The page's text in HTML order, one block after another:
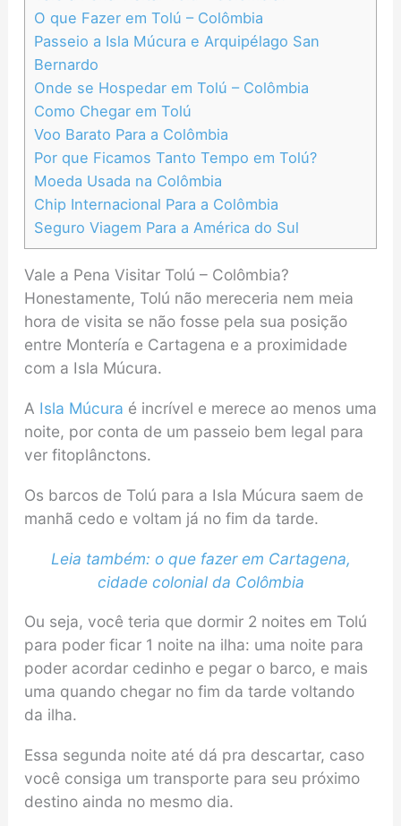
O que Fazer em Tolú – Colômbia
Passeio a Isla Múcura e Arquipélago San
Bernardo
Onde se Hospedar em Tolú – Colômbia
Como Chegar em Tolú
Voo Barato Para a Colômbia
Por que Ficamos Tanto Tempo em Tolú?
Moeda Usada na Colômbia
Chip Internacional Para a Colômbia
Seguro Viagem Para a América do Sul
Vale a Pena Visitar Tolú – Colômbia?
Honestamente, Tolú não mereceria nem meia
hora de visita se não fosse pela sua posição
entre Montería e Cartagena e a proximidade
com a Isla Múcura.
A Isla Múcura é incrível e merece ao menos uma
noite, por conta de um passeio bem legal para
ver fitoplânctons.
Os barcos de Tolú para a Isla Múcura saem de
manhã cedo e voltam já no fim da tarde.
Leia também: o que fazer em Cartagena,
cidade colonial da Colômbia
Ou seja, você teria que dormir 2 noites em Tolú
para poder ficar 1 noite na ilha: uma noite para
poder acordar cedinho e pegar o barco, e mais
uma quando chegar no fim da tarde voltando
da ilha.
Essa segunda noite até dá pra descartar, caso
você consiga um transporte para seu próximo
destino ainda no mesmo dia.